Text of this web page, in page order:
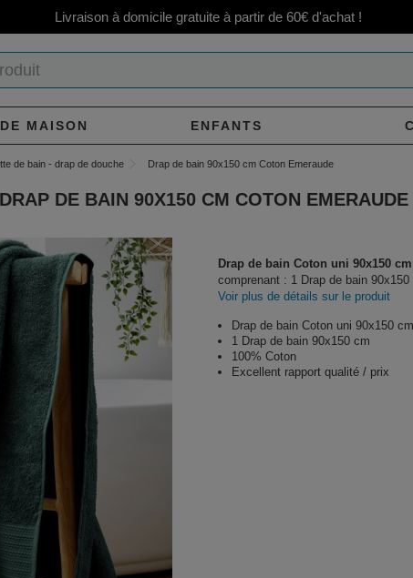
Livraison à domicile gratuite à partir de 60€ d'achat !
MAISON ENFANTS
de bain - drap de douche Drap de bain 90x150 cm Coton Emeraude
DRAP DE BAIN 90X150 CM COTON EMERAUDE
Drap de bain Coton uni 90x150 cm
comprenant : 1 Drap de bain 90x150
Voir plus de détails sur le produit
Drap de bain Coton uni 90x150 cm
1 Drap de bain 90x150 cm
100% Coton
Excellent rapport qualité / prix